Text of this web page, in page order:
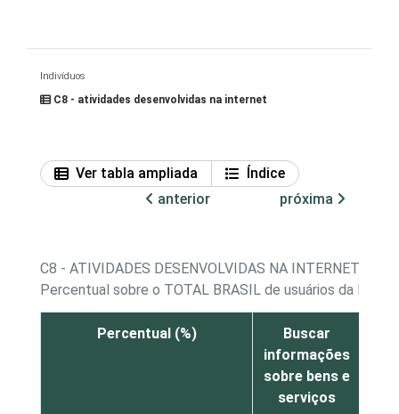
Indivíduos
C8 - atividades desenvolvidas na internet
Ver tabla ampliada
Índice
anterior
próxima
C8 - ATIVIDADES DESENVOLVIDAS NA INTERNET -
Percentual sobre o TOTAL BRASIL de usuários da
Percentual (%)
Buscar
informações
sobre bens e
serviços